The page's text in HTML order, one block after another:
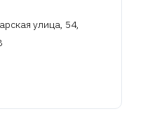
улица, 54,